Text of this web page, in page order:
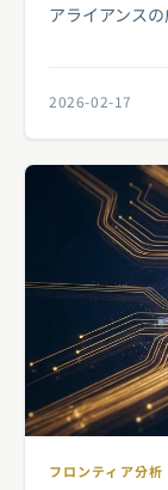
アライアンス
2026-02-17
フロンティア分析